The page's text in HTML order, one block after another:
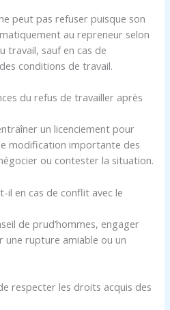
peut pas refuser puisque son
au repreneur selon
travail, sauf en cas de
conditions de travail.
du refus de travailler après
un licenciement pour
modification importante des
ou contester la situation.
il en cas de conflit avec le
de prud’hommes, engager
une rupture amiable ou un
respecter les droits acquis des